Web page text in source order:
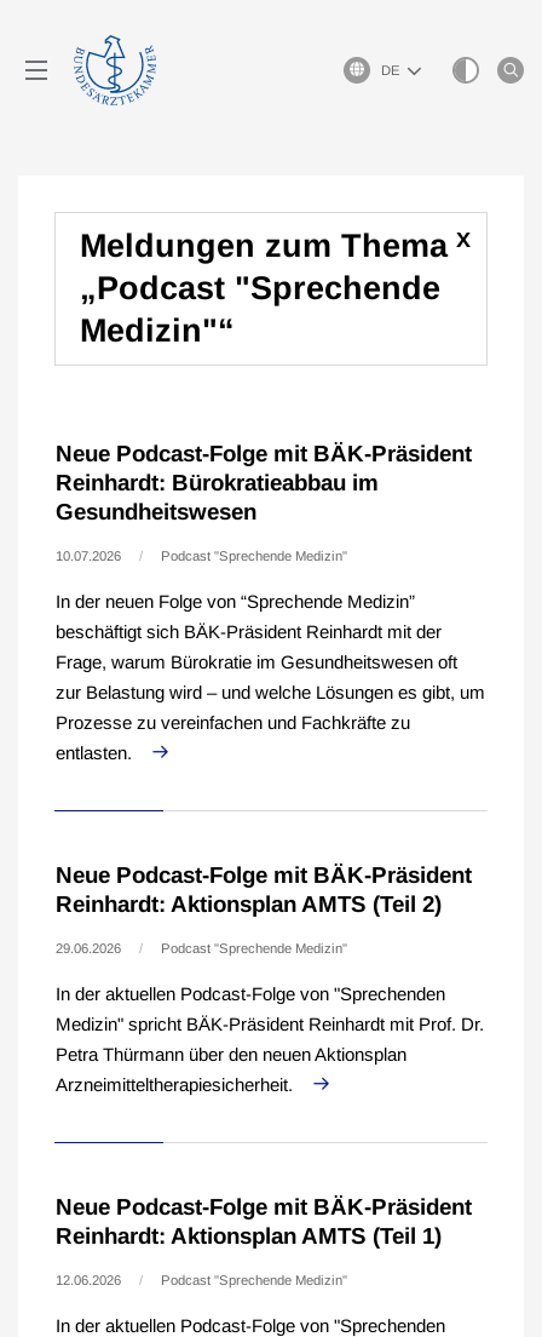
Sprachauswahl
Meldungen zum Thema
„Podcast "Sprechende
Medizin"“
x
Neue Podcast-Folge mit BÄK-Präsident
Reinhardt: Bürokratieabbau im
Gesundheitswesen
10.07.2026 Podcast "Sprechende Medizin"
In der neuen Folge von “Sprechende Medizin”
beschäftigt sich BÄK-Präsident Reinhardt mit der
Frage, warum Bürokratie im Gesundheitswesen oft
zur Belastung wird – und welche Lösungen es gibt, um
Prozesse zu vereinfachen und Fachkräfte zu
entlasten.
Neue Podcast-Folge mit BÄK-Präsident
Reinhardt: Aktionsplan AMTS (Teil 2)
29.06.2026 Podcast "Sprechende Medizin"
In der aktuellen Podcast-Folge von "Sprechenden
Medizin" spricht BÄK-Präsident Reinhardt mit Prof. Dr.
Petra Thürmann über den neuen Aktionsplan
Arzneimitteltherapiesicherheit.
Neue Podcast-Folge mit BÄK-Präsident
Reinhardt: Aktionsplan AMTS (Teil 1)
12.06.2026 Podcast "Sprechende Medizin"
In der aktuellen Podcast-Folge von "Sprechenden